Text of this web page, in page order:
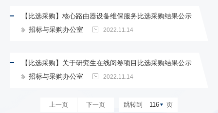
【比选采购】核心路由器设备维保服务比选采购结果公示
招标与采购办公室
2022.11.14
【比选采购】关于研究生在线阅卷项目比选采购结果公示
招标与采购办公室
2022.11.14
上一页 下一页 跳转到 116 页